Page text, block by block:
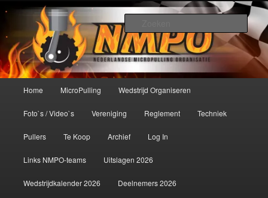
primaire
inhoudNederlandse MicroPulling
Organisatie
De meest krachtige modelbouwsport ter wereld!
Home MicroPulling Wedstrijd Organiseren
Foto`s / Video`s Vereniging Reglement Techniek
Pullers Te Koop Archief Log In
Links NMPO-teams Uitslagen 2026
Wedstrijdkalender 2026 Deelnemers 2026